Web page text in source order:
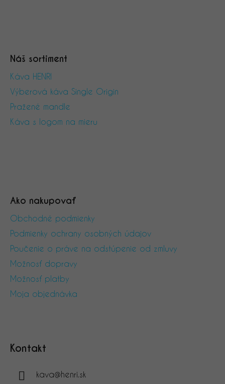
Náš sortiment
Káva HENRI
Výberová káva Single Origin
Pražené mandle
Káva s logom na mieru
Ako nakupovať
Obchodné podmienky
Podmienky ochrany osobných údajov
Poučenie o práve na odstúpenie od zmluvy
Možnosť dopravy
Možnosť platby
Moja objednávka
Kontakt
kava@henri.sk